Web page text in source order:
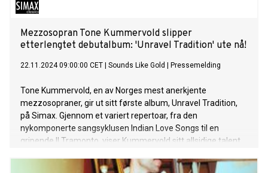
Mezzosopran Tone Kummervold slipper
etterlengtet debutalbum: 'Unravel Tradition' ute nå!
22.11.2024 09:00:00 CET Sounds Like Gold Pressemelding
Tone Kummervold, en av Norges mest anerkjente
mezzosopraner, gir ut sitt første album, Unravel Tradition,
på Simax. Gjennom et variert repertoar, fra den
nykomponerte sangsyklusen Indian Love Songs til en
gripende Il Tramonto, viser Kummervold sitt allsidige talent
Vertavokvartetten og pianist Knut Erik Jensen løfter hun